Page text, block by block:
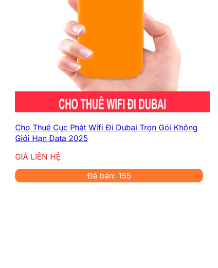
Cho Thuê Cục Phát Wifi Đi Dubai Trọn Gói Không
Giới Hạn Data 2025
GIÁ LIÊN HỆ
Đã bán: 155